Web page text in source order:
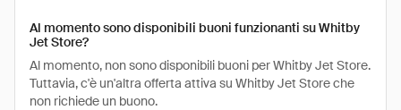
Al momento sono disponibili buoni funzionanti su Whitby
Jet Store?
Al momento, non sono disponibili buoni per Whitby Jet Store.
Tuttavia, c'è un'altra offerta attiva su Whitby Jet Store che
non richiede un buono.